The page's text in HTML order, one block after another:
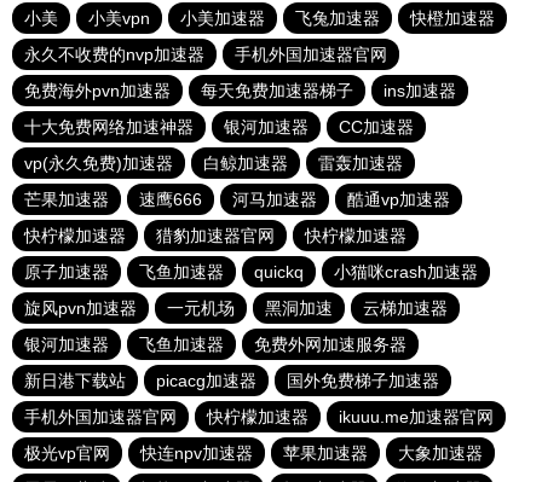
小美
小美vpn 小美加速器 飞兔加速器
快橙加速器
永久不收费的nvp加速器
手机外国加速器官网
免费海外pvn加速器
每天免费加速器梯子
ins加速器
十大免费网络加速神器
银河加速器
CC加速器
vp(永久免费)加速器
白鲸加速器
雷轰加速器
芒果加速器
速鹰666 河马加速器
酷通vp加速器
快柠檬加速器
猎豹加速器官网
快柠檬加速器
原子加速器
飞鱼加速器 quickq
小猫咪crash加速器
旋风pvn加速器
一元机场 黑洞加速
云梯加速器
银河加速器
飞鱼加速器
免费外网加速服务器
新日港下载站
picacg加速器
国外免费梯子加速器
手机外国加速器官网
快柠檬加速器
ikuuu.me加速器官网
极光vp官网
快连npv加速器 苹果加速器
大象加速器